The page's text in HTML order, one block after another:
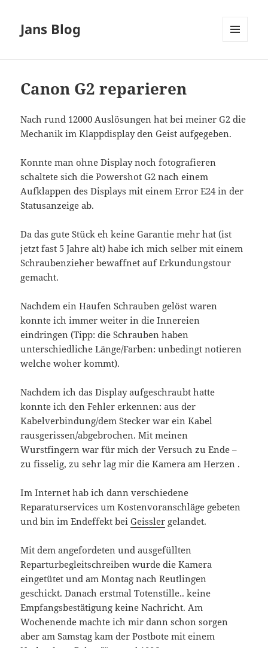
Jans Blog
Canon G2 reparieren
Nach rund 12000 Auslösungen hat bei meiner G2 die
Mechanik im Klappdisplay den Geist aufgegeben.
Konnte man ohne Display noch fotografieren
schaltete sich die Powershot G2 nach einem
Aufklappen des Displays mit einem Error E24 in der
Statusanzeige ab.
Da das gute Stück eh keine Garantie mehr hat (ist
jetzt fast 5 Jahre alt) habe ich mich selber mit einem
Schraubenzieher bewaffnet auf Erkundungstour
gemacht.
Nachdem ein Haufen Schrauben gelöst waren
konnte ich immer weiter in die Innereien
eindringen (Tipp: die Schrauben haben
unterschiedliche Länge/Farben: unbedingt notieren
welche woher kommt).
Nachdem ich das Display aufgeschraubt hatte
konnte ich den Fehler erkennen: aus der
Kabelverbindung/dem Stecker war ein Kabel
rausgerissen/abgebrochen. Mit meinen
Wurstfingern war für mich der Versuch zu Ende –
zu fisselig, zu sehr lag mir die Kamera am Herzen .
Im Internet hab ich dann verschiedene
Reparaturservices um Kostenvoranschläge gebeten
und bin im Endeffekt beiGeissler gelandet.
Mit dem angefordeten und ausgefüllten
Reparturbegleitschreiben wurde die Kamera
eingetütet und am Montag nach Reutlingen
geschickt. Danach erstmal Totenstille.. keine
Empfangsbestätigung keine Nachricht. Am
Wochenende machte ich mir dann schon sorgen
aber am Samstag kam der Postbote mit einem